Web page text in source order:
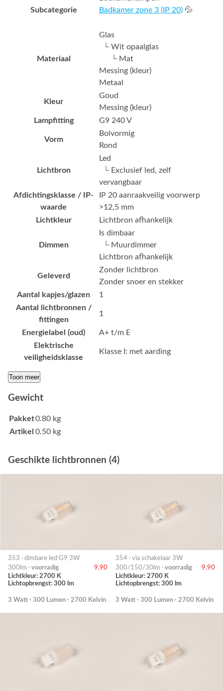
Subcategorie
Badkamer zone 3 (IP 20) 💦
Materiaal
Glas
└ Wit opaalglas
└ Mat
Messing (kleur)
Metaal
Kleur
Goud
Messing (kleur)
Lampfitting
G9 240 V
Vorm
Bolvormig
Rond
Lichtbron
Led
└ Exclusief led, zelf
vervangbaar
Afdichtingsklasse / IP-
waarde
IP 20 aanraakveilig voorwerp
>12,5 mm
Lichtkleur
Lichtbron afhankelijk
Dimmen
Is dimbaar
└ Muurdimmer
Lichtbron afhankelijk
Geleverd
Zonder lichtbron
Zonder snoer en stekker
Aantal kapjes/glazen
1
Aantal lichtbronnen /
fittingen
1
Energielabel (oud)
A+ t/m E
Elektrische
veiligheidsklasse
Klasse I: met aarding
Toon meer
Gewicht
Pakket0.80 kg
Artikel 0.50 kg
Geschikte lichtbronnen (4)
353 · dimbare led G9 3W
300lm · voorradig
9,90
Lichtkleur: 2700 K
Lichtopbrengst: 300 lm
3 Watt · 300 Lumen · 2700 Kelvin
354 · via schakelaar 3W
300/150/30lm · voorradig
9,90
Lichtkleur: 2700 K
Lichtopbrengst: 300 lm
3 Watt · 300 Lumen · 2700 Kelvin